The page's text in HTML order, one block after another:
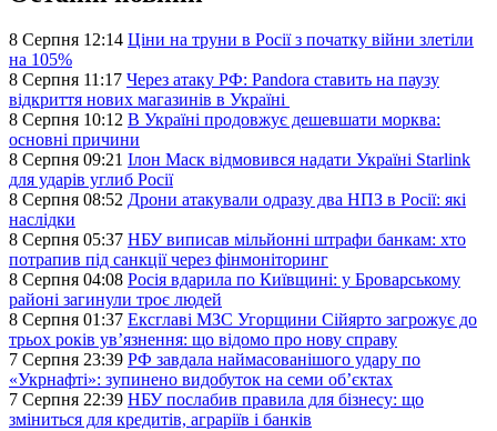
8 Серпня 12:14 Ціни на труни в Росії з початку війни злетіли
на 105%
8 Серпня 11:17 Через атаку РФ: Pandora ставить на паузу
відкриття нових магазинів в Україні
8 Серпня 10:12 В Україні продовжує дешевшати морква:
основні причини
8 Серпня 09:21 Ілон Маск відмовився надати Україні Starlink
для ударів углиб Росії
8 Серпня 08:52 Дрони атакували одразу два НПЗ в Росії: які
наслідки
8 Серпня 05:37 НБУ виписав мільйонні штрафи банкам: хто
потрапив під санкції через фінмоніторинг
8 Серпня 04:08 Росія вдарила по Київщині: у Броварському
районі загинули троє людей
8 Серпня 01:37 Ексглаві МЗС Угорщини Сійярто загрожує до
трьох років ув’язнення: що відомо про нову справу
7 Серпня 23:39 РФ завдала наймасованішого удару по
«Укрнафті»: зупинено видобуток на семи об’єктах
7 Серпня 22:39 НБУ послабив правила для бізнесу: що
зміниться для кредитів, аграріїв і банків